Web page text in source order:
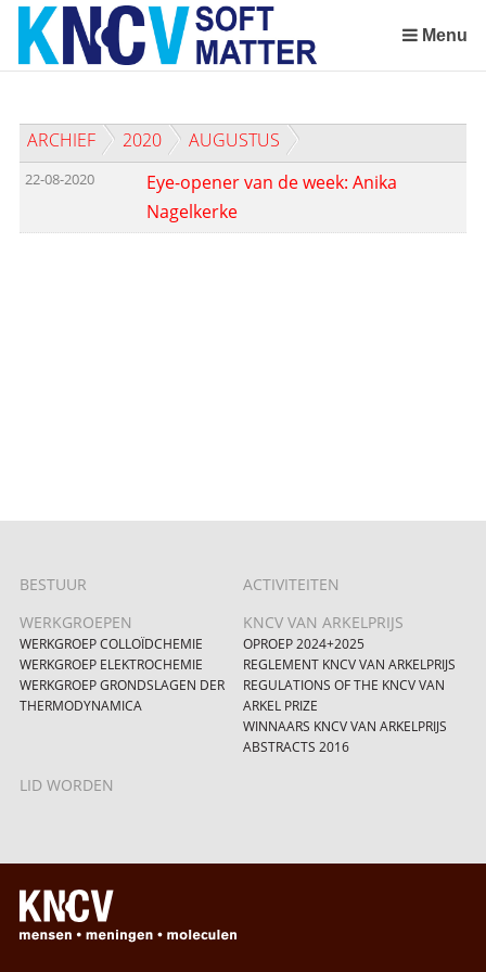
Sla
links
over
de
inhoud
Menu
ARCHIEF 2020 AUGUSTUS
22-08-2020
Eye-opener van de week: Anika
Nagelkerke
BESTUUR
ACTIVITEITEN
WERKGROEPEN
WERKGROEP COLLOÏDCHEMIE
WERKGROEP ELEKTROCHEMIE
WERKGROEP GRONDSLAGEN DER
THERMODYNAMICA
KNCV VAN ARKELPRIJS
OPROEP 2024+2025
REGLEMENT KNCV VAN ARKELPRIJS
REGULATIONS OF THE KNCV VAN
ARKEL PRIZE
WINNAARS KNCV VAN ARKELPRIJS
ABSTRACTS 2016
LID WORDEN